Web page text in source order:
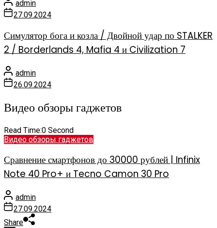
admin
27.09.2024
Симулятор бога и козла / Двойной удар по STALKER
2 / Borderlands 4, Mafia 4 и Civilization 7
admin
26.09.2024
Видео обзоры гаджетов
Read Time:0 Second
Видео обзоры гаджетов
Сравнение смартфонов до 30000 рублей | Infinix
Note 40 Pro+ и Tecno Camon 30 Pro
admin
27.09.2024
Share